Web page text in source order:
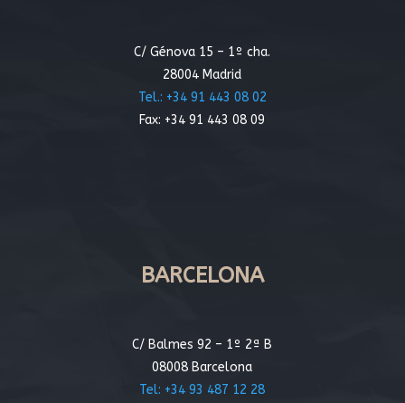
C/ Génova 15 – 1º cha.
28004 Madrid
Tel.: +34 91 443 08 02
Fax: +34 91 443 08 09
BARCELONA
C/ Balmes 92 – 1º 2ª B
08008 Barcelona
Tel: +34 93 487 12 28